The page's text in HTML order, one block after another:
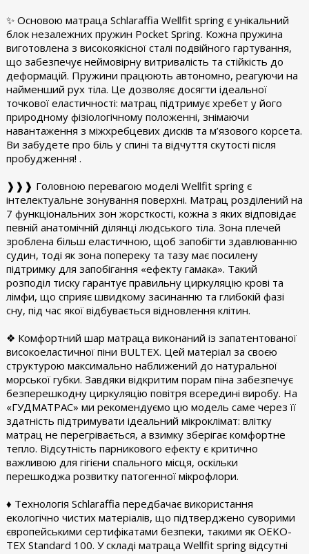
✨ Основою матраца Schlaraffia Wellfit spring є унікальний
блок незалежних пружин Pocket Spring. Кожна пружина
виготовлена з високоякісної сталі подвійного гартування,
що забезпечує неймовірну витривалість та стійкість до
деформацій. Пружини працюють автономно, реагуючи на
найменший рух тіла. Це дозволяє досягти ідеальної
точкової еластичності: матрац підтримує хребет у його
природному фізіологічному положенні, знімаючи
навантаження з міжхребцевих дисків та м’язового корсета.
Ви забудете про біль у спині та відчуття скутості після
пробудження! .
❱❱❱ Головною перевагою моделі Wellfit spring є
інтелектуальне зонування поверхні. Матрац розділений на
7 функціональних зон жорсткості, кожна з яких відповідає
певній анатомічній ділянці людського тіла. Зона плечей
зроблена більш еластичною, щоб запобігти здавлюванню
судин, тоді як зона попереку та тазу має посилену
підтримку для запобігання «ефекту гамака». Такий
розподіл тиску гарантує правильну циркуляцію крові та
лімфи, що сприяє швидкому засинанню та глибокій фазі
сну, під час якої відбувається відновлення клітин.
❖ Комфортний шар матраца виконаний із запатентованої
високоеластичної піни BULTEX. Цей матеріал за своєю
структурою максимально наближений до натуральної
морської губки. Завдяки відкритим порам піна забезпечує
безперешкодну циркуляцію повітря всередині виробу. На
«ГУДМАТРАС» ми рекомендуємо цю модель саме через її
здатність підтримувати ідеальний мікроклімат: влітку
матрац не перегрівається, а взимку зберігає комфортне
тепло. Відсутність парникового ефекту є критично
важливою для гігієни спального місця, оскільки
перешкоджа розвитку патогенної мікрофлори.
♦ Технологія Schlaraffia передбачає використання
екологічно чистих матеріалів, що підтверджено суворими
європейськими сертифікатами безпеки, такими як OEKO-
TEX Standard 100. У складі матраца Wellfit spring відсутні